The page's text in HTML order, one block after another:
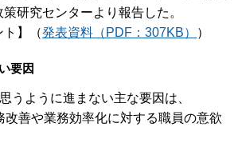
研究センターより報告した。
ト】（発表資料（PDF：307KB） ）
要因
うように進まない主な要因は、
改善や業務効率化に対する職員の意欲